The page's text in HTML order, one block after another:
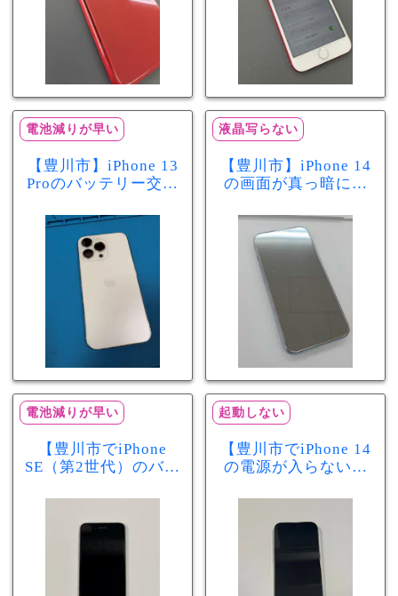
電池減りが早い
【豊川市】iPhone 13
Proのバッテリー交換
が早い症状も当日90
分で改善
液晶写らない
【豊川市】iPhone 14
の画面が真っ暗に…
修理！データそのま
まで復旧しました
電池減りが早い
【豊川市でiPhone
SE（第2世代）のバッ
スマ豊川店】電池の
減りが早い症状も当
起動しない
【豊川市でiPhone 14
の電源が入らない修
店】バッテリー交換
で復旧するケースも
あります！